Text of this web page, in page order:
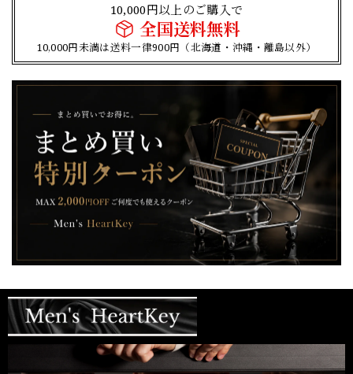
10,000円以上のご購入で
全国送料無料
10,000円未満は送料一律900円（北海道・沖縄・離島以外）